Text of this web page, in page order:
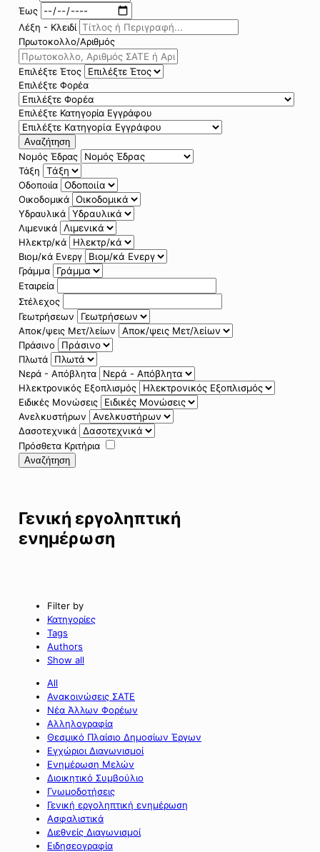
Έως
Λέξη - Κλειδί
Πρωτοκολλο/Αριθμός
Επιλέξτε Έτος
Επιλέξτε Φορέα
Επιλέξτε Κατηγορία Εγγράφου
Αναζήτηση
Νομός Έδρας
Τάξη
Οδοποιία
Οικοδομικά
Υδραυλικά
Λιμενικά
Ηλεκτρ/κά
Βιομ/κά Ενεργ
Γράμμα
Εταιρεία
Στέλεχος
Γεωτρήσεων
Αποκ/ψεις Μετ/λείων
Πράσινο
Πλωτά
Νερά - Απόβλητα
Ηλεκτρονικός Εξοπλισμός
Ειδικές Μονώσεις
Ανελκυστήρων
Δασοτεχνικά
Πρόσθετα Κριτήρια
Αναζήτηση
Γενική εργοληπτική
ενημέρωση
Filter by
Κατηγορίες
Tags
Authors
Show all
All
Ανακοινώσεις ΣΑΤΕ
Νέα Άλλων Φορέων
Αλληλογραφία
Θεσμικό Πλαίσιο Δημοσίων Έργων
Εγχώριοι Διαγωνισμοί
Ενημέρωση Μελών
Διοικητικό Συμβούλιο
Γνωμοδοτήσεις
Γενική εργοληπτική ενημέρωση
Ασφαλιστικά
Διεθνείς Διαγωνισμοί
Ειδησεογραφία